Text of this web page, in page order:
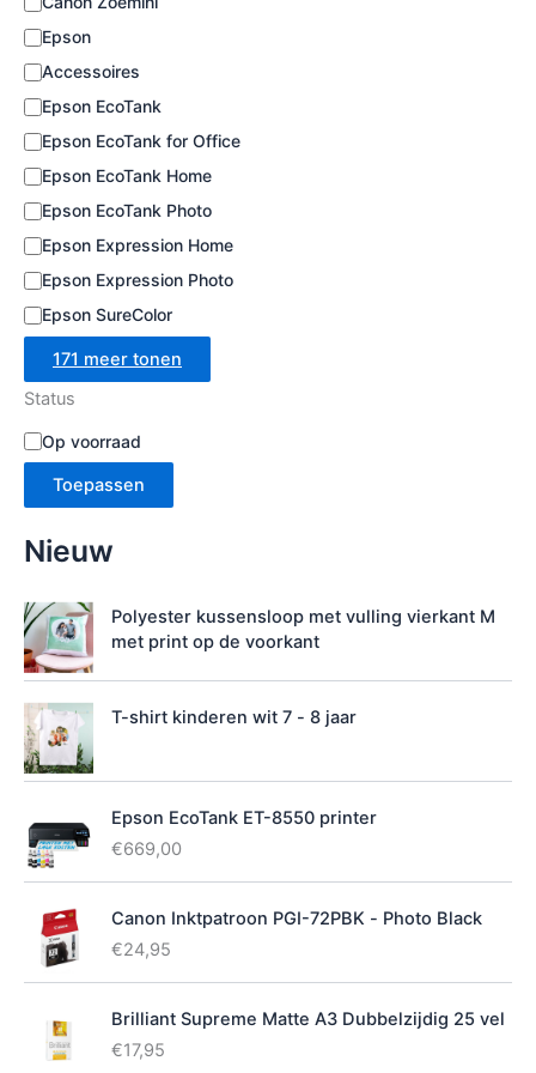
e
Epson
Accessoires
Epson EcoTank
Epson EcoTank for Office
Epson EcoTank Home
Epson EcoTank Photo
Epson Expression Home
Epson Expression Photo
Epson SureColor
171 meer tonen
Status
B
e
c
i
b
a
a
r
h
e
i
d
Op voorraad
Toepassen
Nieuw
Polyester kussensloop met vulling vierkant M
met print op de voorkant
T-shirt kinderen wit 7 - 8 jaar
Epson EcoTank ET-8550 printer
€669,00
Canon Inktpatroon PGI-72PBK - Photo Black
€24,95
Brilliant Supreme Matte A3 Dubbelzijdig 25 vel
€17,95